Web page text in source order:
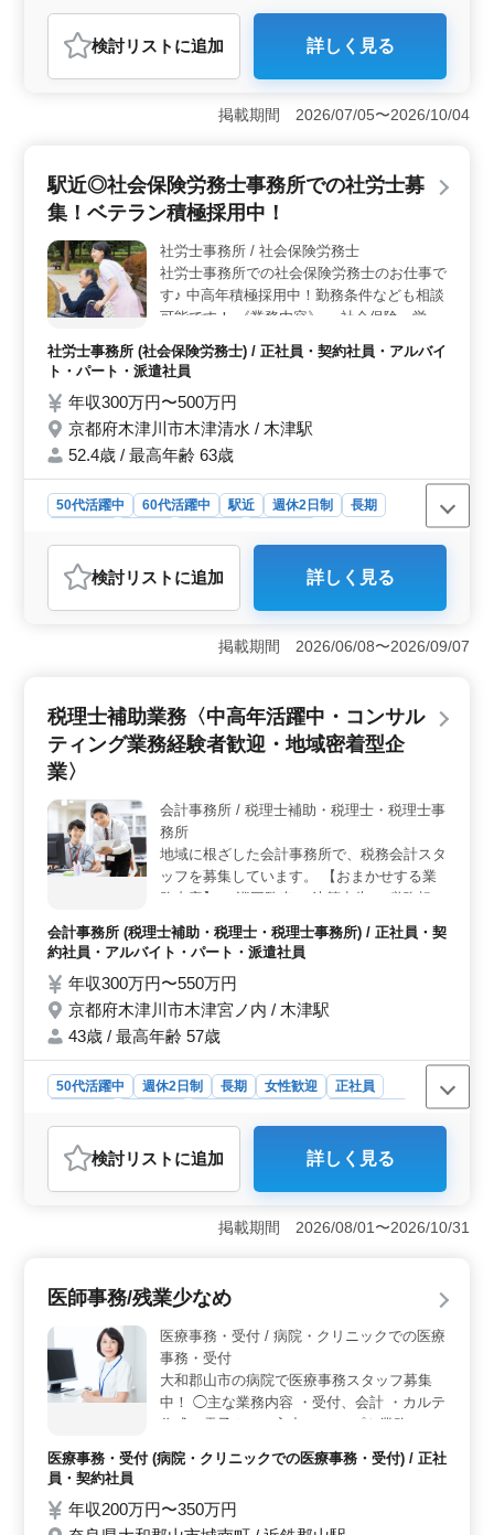
おすすめポイント
＜木津川市周辺の建築の施工管理＞ 京都府木津川市を
拠点とする建設会社では、公共工事を中心に建築施工管
理者を募集しています。公共工事や住宅、商業施設など
様々な建築案件に携わり、建築の施工管理業務を担当し
す。経験豊富なベテランの方々の力を活かし、建設プロ
ジェクトの成功に貢献していただけることを期待してい
位置し、アクセスが便利です。また、駐車場も完備して
おり、車通勤を希望される方にも適した環境です。通勤
のストレスを最小限に抑え、仕事に集中していただける
環境を整えています。
検討リスト に追加 詳しく見る
掲載期間 2026/07/05〜2026/10/04
駅近◎社会保険労務士事務所での社労士募
集！ベテラン積極採用中！
社労士事務所 / 社会保険労務士
社労士事務所での社会保険労務士のお仕事で
す♪ 中高年積極採用中！勤務条件なども相談
可能です！ 《業務内容》 ・社会保険、労働
保険の手続き ・給与計算 ・助成金 ・評価制
度 等 【備考】 ◎50代以上活躍中企業 ◎交
通費支給 ◎社会保険完備 駅から近いので通
勤も楽々です！ ご応募お待ちしております
◎
社労士事務所 (社会保険労務士) / 正社員・契約社員・アルバイ
ト・パート・派遣社員
年収300万円〜500万円
京都府木津川市木津清水 / 木津駅
52.4歳 / 最高年齢 63歳
50代活躍中 60代活躍中 駅近 週休2日制
長期
社労士事務所
おすすめポイント
＜駅近での利便性＞ 木津駅からほど近い場所に位置す
る社会保険労務士事務所でのお仕事です。通勤がスムー
ズで快適な環境です。また、周辺には商店や飲食店も充
の方々を積極的に採用しています。長年の経験や知識を
活かし、組織の一員として活躍していただけます。ま
た、勤務条件についても柔軟に相談に応じますので、ラ
イフスタイルに合わせた働き方が可能です。 ＜幅広
い業務内容と安定した環境＞ 社労士事務所での業務
は、社会保険や労働保険の手続きから給与計算、助成金
申請まで多岐にわたります。安定した雇用環境で長く働
き続けられる環境が整っています。
検討リスト に追加 詳しく見る
掲載期間 2026/06/08〜2026/09/07
税理士補助業務〈中高年活躍中・コンサル
ティング業務経験者歓迎・地域密着型企
業〉
会計事務所 / 税理士補助・税理士・税理士事
務所
地域に根ざした会計事務所で、税務会計スタ
ッフを募集しています。 【おまかせする業
務内容】 ・巡回監査 ・決算申告 ・税務相談
・相続・贈与相談 ・税務調査立ち会い ◯税
理士有資格者歓迎 ◯税理士試験科目合格者
歓迎 ☆50代以上のシニア世代が活躍してい
る企業です。会計事務所での勤務経験が豊か
な方、是非ご応募下さい。
会計事務所 (税理士補助・税理士・税理士事務所) / 正社員・契
約社員・アルバイト・パート・派遣社員
年収300万円〜550万円
京都府木津川市木津宮ノ内 / 木津駅
43歳 / 最高年齢 57歳
50代活躍中 週休2日制 長期 女性歓迎
正社員
おすすめポイント
＜中高年の活躍が期待される安定企業＞ 当社は地域に
根ざした会計事務所として、税理士補助業務を担うスタ
ッフを募集しています。中高年の方々が活躍しており、
コンサルティング業務の経験者も歓迎しています。
ど、幅広い業務に携わることができます。経験豊富な
す。 ＜働きやすい環境で長く活躍＞ 週5日の勤務
で、土日祝はしっかりと休みを取れます。さらに、年間
休日や有給休暇も充実しています。給与水準も高く、年6
回の賞与支給もあります。安定した収入を得ながら、長
検討リスト に追加 詳しく見る
掲載期間 2026/08/01〜2026/10/31
医師事務/残業少なめ
医療事務・受付 / 病院・クリニックでの医療
事務・受付
大和郡山市の病院で医療事務スタッフ募集
中！ ◯主な業務内容 ・受付、会計 ・カルテ
作成、電子カルテ入力 ・レセプト業務 ・診
療補助業務 シニア世代のベテランスタッフ
も活躍中です。 アットホームで働きやすい
通勤OK ＊駅チカ ＊50歳以上活躍中
医療事務・受付 (病院・クリニックでの医療事務・受付) / 正社
員・契約社員
年収200万円〜350万円